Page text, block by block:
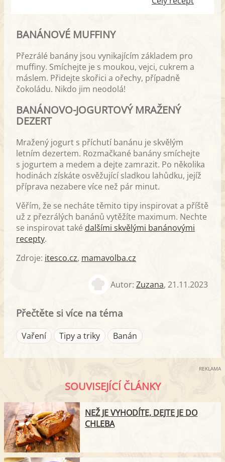
pudink je tím pravým pro vás.
škodlivý cukr, ale naopak se může
zdravých sacharidů a také tuků.
Tento zdravý pudink také vyniká
díky tomu, že suroviny v něm
použité lze hojně obměňovat.
Použít můžete v podstatě jakékoliv
problémy s laktózou, můžete
použít mléko sójové, rýžové či…
BANÁNOVÉ MUFFINY
Přezrálé banány jsou vynikajícím základem pro
muffiny. Smíchejte je s moukou, vejci, cukrem a
máslem. Přidejte skořici a ořechy, případně
čokoládu. Nikdo jim neodolá!
BANÁNOVO-JOGURTOVÝ MRAŽENÝ
DEZERT
Mražený jogurt s příchutí banánu je skvělým
letním dezertem. Rozmačkané banány smíchejte
s jogurtem a medem a dejte zamrazit. Po několika
hodinách získáte osvěžující sladkou lahůdku, jejíž
příprava nezabere více než pár minut.
Věřím, že se necháte těmito tipy inspirovat a příště
už z přezrálých banánů vytěžíte maximum. Nechte
se inspirovat také dalšími skvělými banánovými
recepty.
Zdroje: itesco.cz, mamavolba.cz
Autor:Zuzana,21.11.2023
Přečtěte si více na téma
Vaření Tipy a triky Banán
REKLAMA
SOUVISEJÍCÍ ČLÁNKY
NEŽ JE VYHODÍTE, DEJTE JE DO
CHLEBA